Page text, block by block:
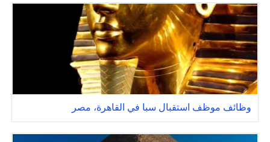
وظائف موظف استقبال سبا في القاهرة، مصر